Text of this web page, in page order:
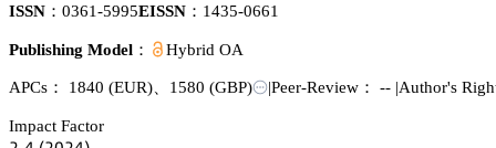
ISSN： 0361-5995EISSN： 1435-0661
Publishing Model： Hybrid OA
APCs： 1840 (EUR) 1580 (GBP) |Peer-Review： -- |Author's
Impact Factor